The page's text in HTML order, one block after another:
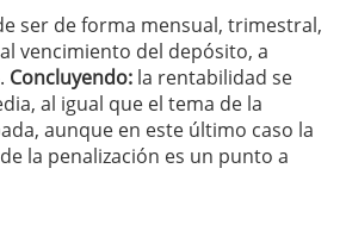
ser de forma mensual, trimestral,
vencimiento del depósito, a
Concluyendo: la rentabilidad se
al igual que el tema de la
aunque en este último caso la
la penalización es un punto a